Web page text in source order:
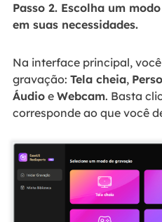
Passo 2. Escolha um
em suas necessidades.
Na interface principal,
gravação: Tela cheia,
Áudioe Webcam. Basta
corresponde ao que você